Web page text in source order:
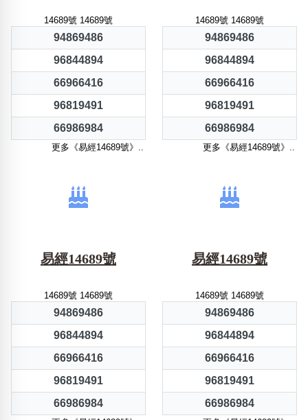
14689號 14689號
94869486
96844894
66966416
96819491
66986984
更多《易經14689號》..
14689號 14689號
94869486
96844894
66966416
96819491
66986984
更多《易經14689號》..
易經14689號
14689號 14689號
94869486
96844894
66966416
96819491
66986984
易經14689號
14689號 14689號
94869486
96844894
66966416
96819491
66986984